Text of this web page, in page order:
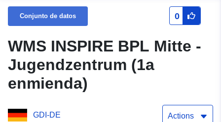
Conjunto de datos 0
WMS INSPIRE BPL Mitte -
Jugendzentrum (1a
enmienda)
GDI-DE Actions